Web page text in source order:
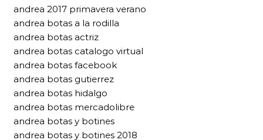
andrea 2017 primavera verano
andrea botas a la rodilla
andrea botas actriz
andrea botas catalogo virtual
andrea botas facebook
andrea botas gutierrez
andrea botas hidalgo
andrea botas mercadolibre
andrea botas y botines
andrea botas y botines 2018